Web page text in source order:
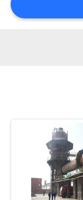
समाचार
विनती
साइटमैप